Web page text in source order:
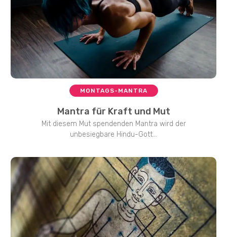
MONTAGS-MANTRA
Mantra für Kraft und Mut
Mit diesem Mut spendenden Mantra wird der
unbesiegbare Hindu-Gott...